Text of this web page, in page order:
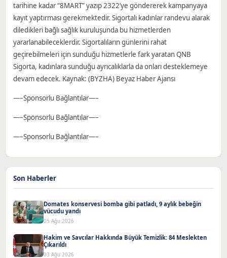
tarihine kadar “8MART” yazıp 2322’ye göndererek kampanyaya
kayıt yaptırması gerekmektedir. Sigortalı kadınlar randevu alarak
diledikleri bağlı sağlık kuruluşunda bu hizmetlerden
yararlanabileceklerdir. Sigortalıların günlerini rahat
geçirebilmeleri için sunduğu hizmetlerle fark yaratan QNB
Sigorta, kadınlara sunduğu ayrıcalıklarla da onları desteklemeye
devam edecek. Kaynak: (BYZHA) Beyaz Haber Ajansı
—–Sponsorlu Bağlantılar—–
—–Sponsorlu Bağlantılar—–
—–Sponsorlu Bağlantılar—–
Son Haberler
Domates konservesi bomba gibi patladı, 9 aylık bebeğin
vücudu yandı
05 Ağu 2026
Hakim ve Savcılar Hakkında Büyük Temizlik: 84 Meslekten
Çıkarıldı
03 Ağu 2026